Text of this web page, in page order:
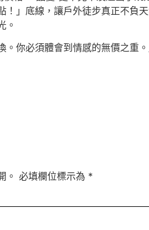
！」底線，讓戶外徒步真正不
。
。你必須體會到情感的無價之重。
。 必填欄位標示為 *